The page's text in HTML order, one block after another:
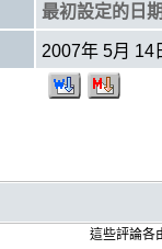
最初設定的日
2007年 5月 14
這些評論各